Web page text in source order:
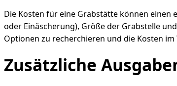
Die Kosten für eine Grabstätte können einen
oder Einäscherung), Größe der Grabstelle
Optionen zu recherchieren und die Kosten
Zusätzliche